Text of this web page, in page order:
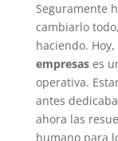
Seguramente
cambiarlo
haciendo. Hoy,
empresases
operativa.
antes
ahora las
humano para